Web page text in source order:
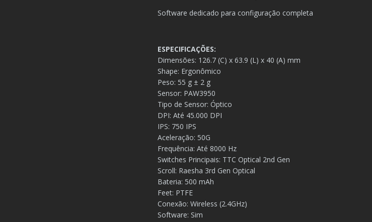
Software dedicado para configuração completa
ESPECIFICAÇÕES:
Dimensões: 126.7 (C) x 63.9 (L) x 40 (A) mm
Shape: Ergonômico
Peso: 55 g ± 2 g
Sensor: PAW3950
Tipo de Sensor: Óptico
DPI: Até 45.000 DPI
IPS: 750 IPS
Aceleração: 50G
Frequência: Até 8000 Hz
Switches Principais: TTC Optical 2nd Gen
Scroll: Raesha 3rd Gen Optical
Bateria: 500 mAh
Feet: PTFE
Conexão: Wireless (2.4GHz)
Software: Sim